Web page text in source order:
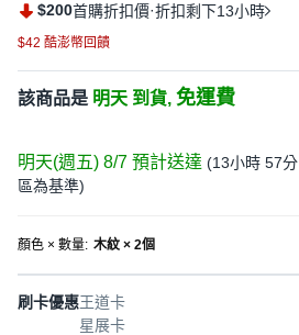
$200首購折扣價·折扣剩下13小時
$42 酷澎幣回饋
該商品是 明天 到貨, 免運費
明天(週五) 8/7 預計送達 (13小時 57分
區為基準)
顏色 × 數量: 木紋 × 2個
刷卡優惠王道卡
星展卡